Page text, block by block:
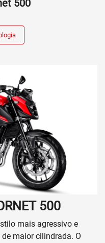
500
500
mais agressivo e
maior cilindrada. O